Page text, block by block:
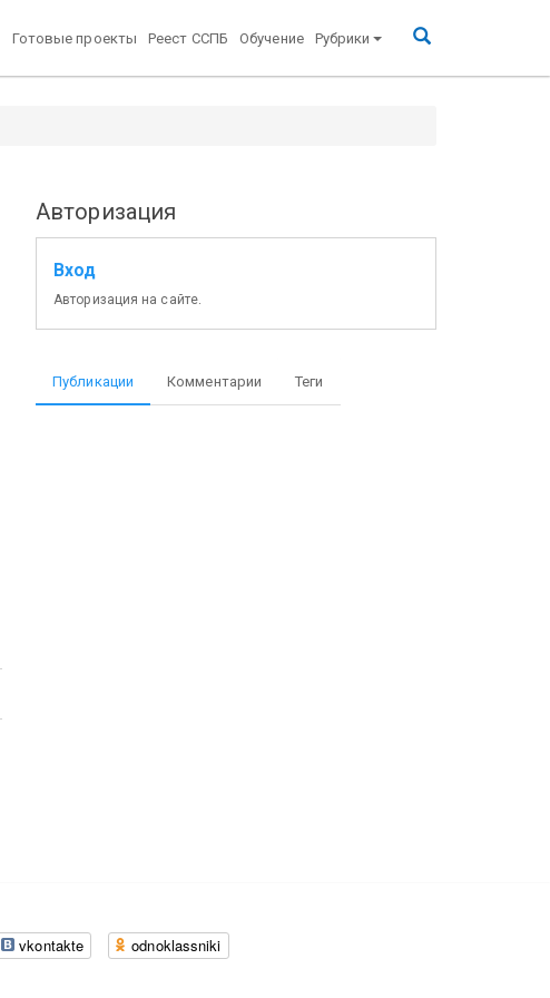
Готовые проекты Реест ССПБ Обучение Рубрики
Авторизация
Вход
Авторизация на сайте.
Публикации Комментарии Теги
vkontakte odnoklassniki